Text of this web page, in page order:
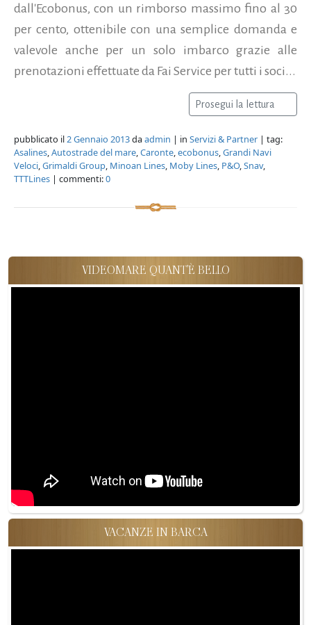
dall'Ecobonus, con un rimborso massimo fino al 30
per cento, ottenibile con una semplice domanda e
valevole anche per un solo imbarco grazie alle
prenotazioni effettuate da Fai Service per tutti i soci...
Prosegui la lettura
pubblicato il2 Gennaio 2013daadmin | in Servizi & Partner | tag:
Asalines,Autostrade del mare,Caronte,ecobonus,Grandi Navi
Veloci,Grimaldi Group, Minoan Lines, Moby Lines, P&O,Snav,
TTTLines | commenti:0
VIDEOMARE QUANT'È BELLO
VACANZE IN BARCA